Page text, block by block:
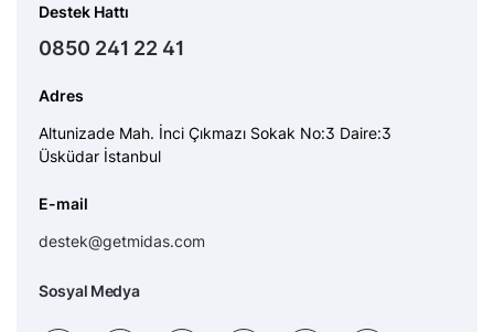
Destek Hattı
0850 241 22 41
Adres
Altunizade Mah. İnci Çıkmazı Sokak No:3 Daire:3
Üsküdar İstanbul
E-mail
destek@getmidas.com
Sosyal Medya